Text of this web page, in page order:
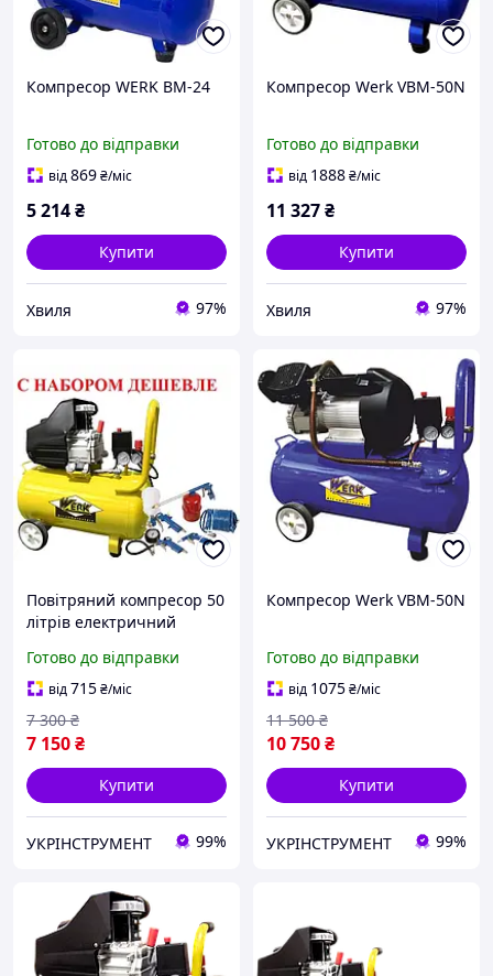
Компресор WERK BM-24
Готово до відправки
від869₴/міс
5 214₴
Купити
Хвиля 97%
Компресор Werk VBM-50N
Готово до відправки
від 1888₴/міс
11 327₴
Купити
Хвиля 97%
Повітряний компресор 50
літрів електричний
Werk BM-2T50N з
Набором 5
пневмоінструментів
Готово до відправки
від715₴/міс
7 150₴
7 300 ₴
Купити
УКРІНСТРУМЕНТ 99%
Компресор Werk VBM-50N
Готово до відправки
від 1075₴/міс
10 750₴
11 500 ₴
Купити
УКРІНСТРУМЕНТ 99%